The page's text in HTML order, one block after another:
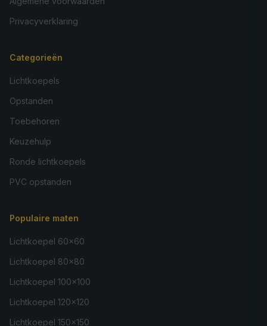
Privacyverklaring
Categorieën
Lichtkoepels
Opstanden
Toebehoren
Keuzehulp
Ronde lichtkoepels
PVC opstanden
Populaire maten
Lichtkoepel 60×60
Lichtkoepel 80×80
Lichtkoepel 100×100
Lichtkoepel 120×120
Lichtkoepel 150×150